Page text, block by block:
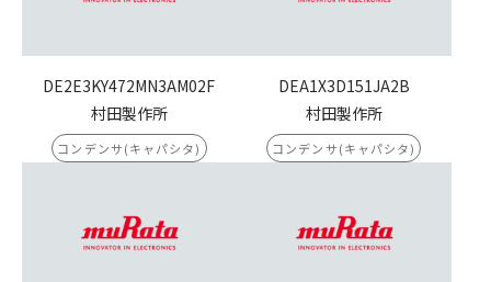
DE2E3KY472MN3AM02F
村田製作所
コンデンサ(キャパシタ)
DEA1X3D151JA2B
村田製作所
コンデンサ(キャパシタ)